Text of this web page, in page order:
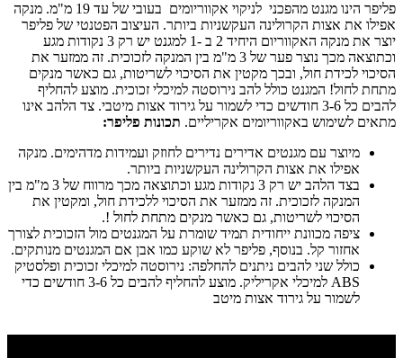
פליפר הינו מגנט מהפכני לניקוי אקווריומים בעובי של עד 19 מ"מ. מנקה
אפילו את אצות הקרולינה העקשניות ביותר. העיצוב הפטנטי של פליפר
יוצר את מנקה האקווריום היחיד 2 ב -1 למגנט יש רק 3 נקודות מגע
וכתוצאה מכך נוצר פער של 3 מ"מ בין המנקה לזכוכית. זה ממזער את
הסיכוי לכידת חול, ובכך מקטין את הסיכוי לשריטות, גם כאשר מנקים
מתחת לחול! המגנט כולל להב נירוסטה למיכלי זכוכית. מוצע להחליף
להבים כל 3-6 חודשים כדי לשמור על גירוד אצות מיטבי. צד הלהב אינו
מתאים לשימוש באקווריומים אקריליים. תכונות פליפר:
מיוצר עם מגנטים אדירים נדירים לחוזק ועמידות מדהימים. מנקה
אפילו את אצות הקרולינה העקשניות ביותר.
בצד הלהב יש רק 3 נקודות מגע וכתוצאה מכך מרווח של 3 מ"מ בין
המנקה לזכוכית. זה ממזער את הסיכוי ללכידת חול, ומקטין את
הסיכוי לשריטות, גם כאשר מנקים מתחת לחול !.
ציפה מכוונת ייחודית תמיד שומרת על המגנטים מול הזכוכית לצורך
אחזור קל. בנוסף, פליפר לא שוקע כמו אבן אם המגנטים מנותקים.
כולל שני להבים ניתנים להחלפה: נירוסטה למיכלי זכוכית ופלסטיק
ABS למיכלי אקריליק. מוצע להחליף להבים כל 3-6 חודשים כדי
לשמור על גירוד אצות מיטב